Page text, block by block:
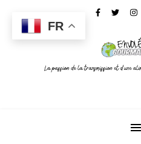
FR